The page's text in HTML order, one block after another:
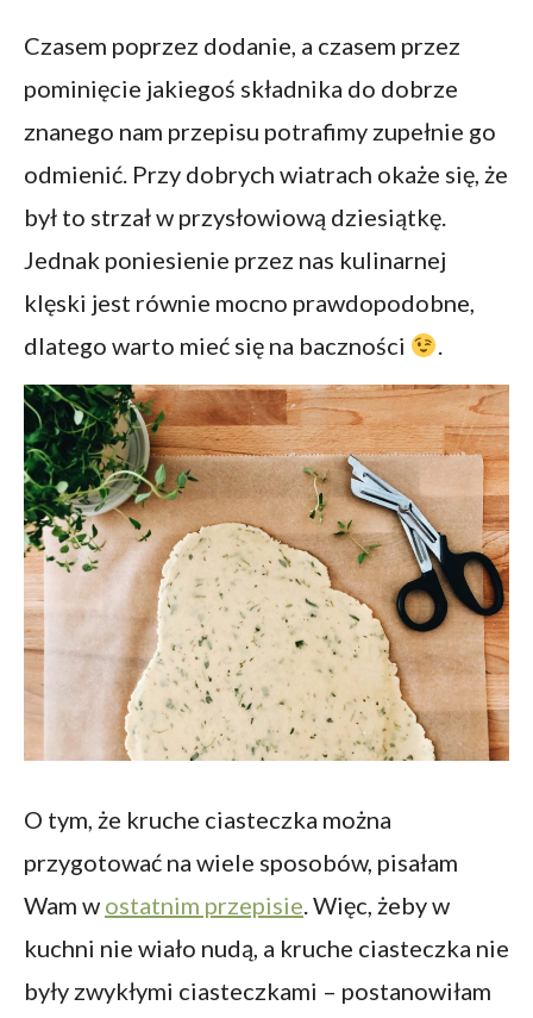
Czasem poprzez dodanie, a czasem przez
pominięcie jakiegoś składnika do dobrze
znanego nam przepisu potrafimy zupełnie go
odmienić. Przy dobrych wiatrach okaże się, że
był to strzał w przysłowiową dziesiątkę.
Jednak poniesienie przez nas kulinarnej
klęski jest równie mocno prawdopodobne,
dlatego warto mieć się na baczności
.
O tym, że kruche ciasteczka można
przygotować na wiele sposobów, pisałam
Wam w ostatnim przepisie. Więc, żeby w
kuchni nie wiało nudą, a kruche ciasteczka nie
były zwykłymi ciasteczkami – postanowiłam